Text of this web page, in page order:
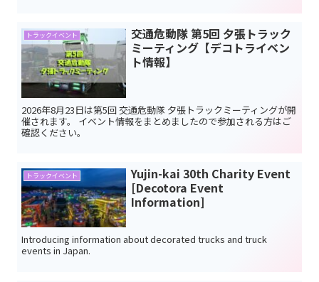
トラックイベント
交通危動隊 第5回 夕張トラック
ミーティング【デコトライベン
ト情報】
2026年8月23日は第5回 交通危動隊 夕張トラックミーティングが開
催されます。 イベント情報をまとめましたので参加される方はご
確認ください。
トラックイベント
Yujin-kai 30th Charity Event
[Decotora Event
Information]
Introducing information about decorated trucks and truck
events in Japan.